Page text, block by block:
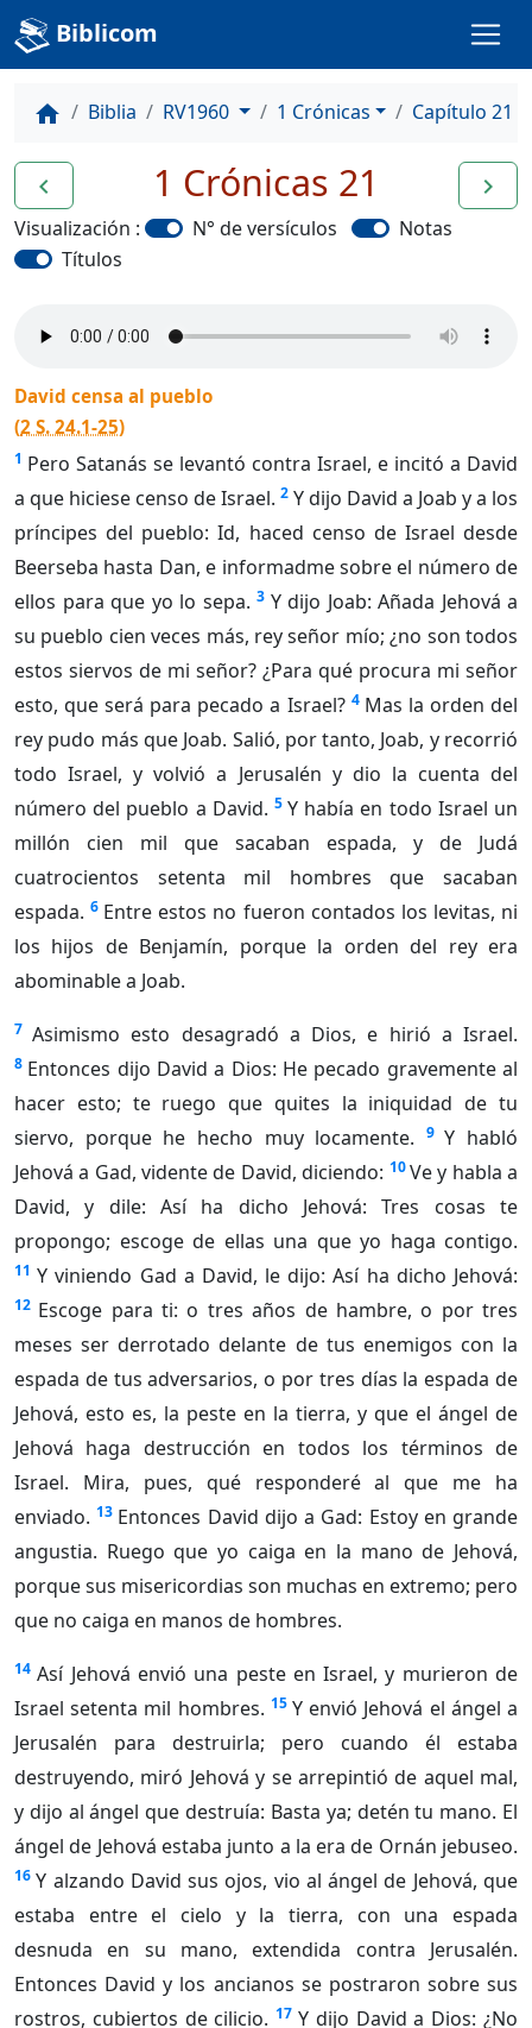
Biblicom
home Biblia RV1960 1 Crónicas Capítulo 21
navigate_before navigate_next
1 Crónicas 21
Visualización : N° de versículos
Notas
Títulos
David censa al pueblo
(2 S. 24.1-25)
1 Pero Satanás se levantó contra Israel, e incitó a David
a que hiciese censo de Israel. 2 Y dijo David a Joab y a los
príncipes del pueblo: Id, haced censo de Israel desde
Beerseba hasta Dan, e informadme sobre el número de
ellos para que yo lo sepa. 3 Y dijo Joab: Añada Jehová a
su pueblo cien veces más, rey señor mío; ¿no son todos
estos siervos de mi señor? ¿Para qué procura mi señor
esto, que será para pecado a Israel? 4 Mas la orden del
rey pudo más que Joab. Salió, por tanto, Joab, y recorrió
todo Israel, y volvió a Jerusalén y dio la cuenta del
número del pueblo a David. 5 Y había en todo Israel un
millón cien mil que sacaban espada, y de Judá
cuatrocientos setenta mil hombres que sacaban
espada. 6 Entre estos no fueron contados los levitas, ni
los hijos de Benjamín, porque la orden del rey era
abominable a Joab.
7 Asimismo esto desagradó a Dios, e hirió a Israel.
8 Entonces dijo David a Dios: He pecado gravemente al
hacer esto; te ruego que quites la iniquidad de tu
siervo, porque he hecho muy locamente.
9 Y habló
Jehová a Gad, vidente de David, diciendo: 10 Ve y habla a
David, y dile: Así ha dicho Jehová: Tres cosas te
propongo; escoge de ellas una que yo haga contigo.
11 Y viniendo Gad a David, le dijo: Así ha dicho Jehová:
12 Escoge para ti: o tres años de hambre, o por tres
meses ser derrotado delante de tus enemigos con la
espada de tus adversarios, o por tres días la espada de
Jehová, esto es, la peste en la tierra, y que el ángel de
Jehová haga destrucción en todos los términos de
Israel. Mira, pues, qué responderé al que me ha
enviado. 13 Entonces David dijo a Gad: Estoy en grande
angustia. Ruego que yo caiga en la mano de Jehová,
porque sus misericordias son muchas en extremo; pero
que no caiga en manos de hombres.
14 Así Jehová envió una peste en Israel, y murieron de
Israel setenta mil hombres. 15 Y envió Jehová el ángel a
Jerusalén para destruirla; pero cuando él estaba
destruyendo, miró Jehová y se arrepintió de aquel mal,
y dijo al ángel que destruía: Basta ya; detén tu mano. El
ángel de Jehová estaba junto a la era de Ornán jebuseo.
16 Y alzando David sus ojos, vio al ángel de Jehová, que
estaba entre el cielo y la tierra, con una espada
desnuda en su mano, extendida contra Jerusalén.
Entonces David y los ancianos se postraron sobre sus
rostros, cubiertos de cilicio. 17 Y dijo David a Dios: ¿No